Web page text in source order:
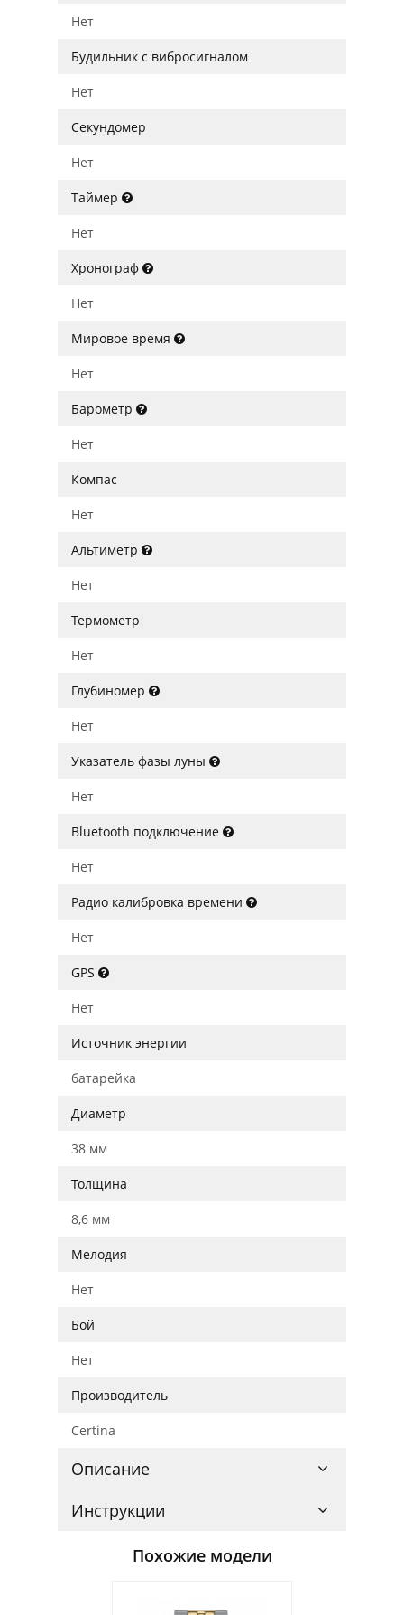
Нет
Будильник с вибросигналом
Нет
Секундомер
Нет
Таймер
Нет
Хронограф
Нет
Мировое время
Нет
Барометр
Нет
Компас
Нет
Альтиметр
Нет
Термометр
Нет
Глубиномер
Нет
Указатель фазы луны
Нет
Bluetooth подключение
Нет
Радио калибровка времени
Нет
GPS
Нет
Источник энергии
батарейка
Диаметр
38 мм
Толщина
8,6 мм
Мелодия
Нет
Бой
Нет
Производитель
Certina
Описание
Инструкции
Похожие модели